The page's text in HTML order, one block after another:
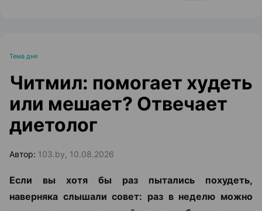
Тема дня
Читмил: помогает худеть
или мешает? Отвечает
диетолог
Автор: 103.by, 10.08.2026
Если вы хотя бы раз пытались похудеть,
наверняка слышали совет: раз в неделю можно